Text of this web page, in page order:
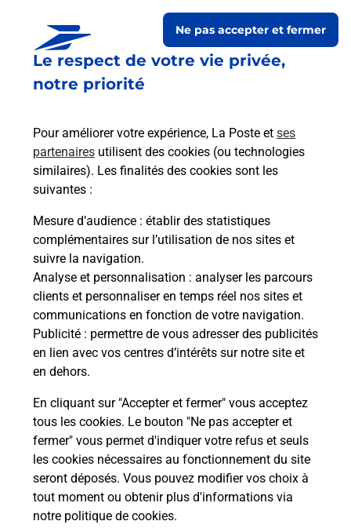
Le respect de votre vie privée,
notre priorité
Pour améliorer votre expérience, La Poste et ses
partenaires utilisent des cookies (ou technologies
similaires). Les finalités des cookies sont les
suivantes :
Mesure d’audience : établir des statistiques
complémentaires sur l’utilisation de nos sites et
suivre la navigation.
Analyse et personnalisation : analyser les parcours
clients et personnaliser en temps réel nos sites et
communications en fonction de votre navigation.
Publicité : permettre de vous adresser des publicités
en lien avec vos centres d’intérêts sur notre site et
en dehors.
En cliquant sur "Accepter et fermer" vous acceptez
tous les cookies. Le bouton "Ne pas accepter et
fermer" vous permet d'indiquer votre refus et seuls
les cookies nécessaires au fonctionnement du site
seront déposés. Vous pouvez modifier vos choix à
tout moment ou obtenir plus d'informations via
notre politique de cookies.
Ne pas accepter et fermer
Est-il possible d’acheter un
emballage directement depuis un
Comment demander une
modification de livraison ?
Comment La Poste participe-t-elle
à votre sécurité au quotidien ?
Puis-je passer mon code de la route
avec La Poste et sous quelles
conditions ?
Localiser Liste Meurthe-et-Moselle NOVIANT AUX PRES